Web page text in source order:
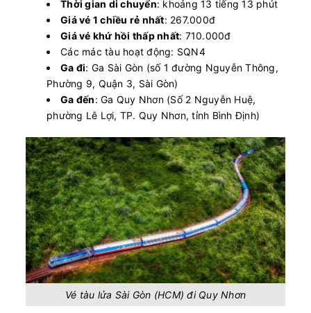
Thời gian di chuyển: khoảng 13 tiếng 13 phút
Giá vé 1 chiều rẻ nhất: 267.000đ
Giá vé khứ hồi thấp nhất: 710.000đ
Các mác tàu hoạt động: SQN4
Ga đi: Ga Sài Gòn (số 1 đường Nguyễn Thông,
Phường 9, Quận 3, Sài Gòn)
Ga đến: Ga Quy Nhơn (Số 2 Nguyễn Huệ,
phường Lê Lợi, TP. Quy Nhơn, tỉnh Bình Định)
Vé tàu lửa Sài Gòn (HCM) đi Quy Nhơn